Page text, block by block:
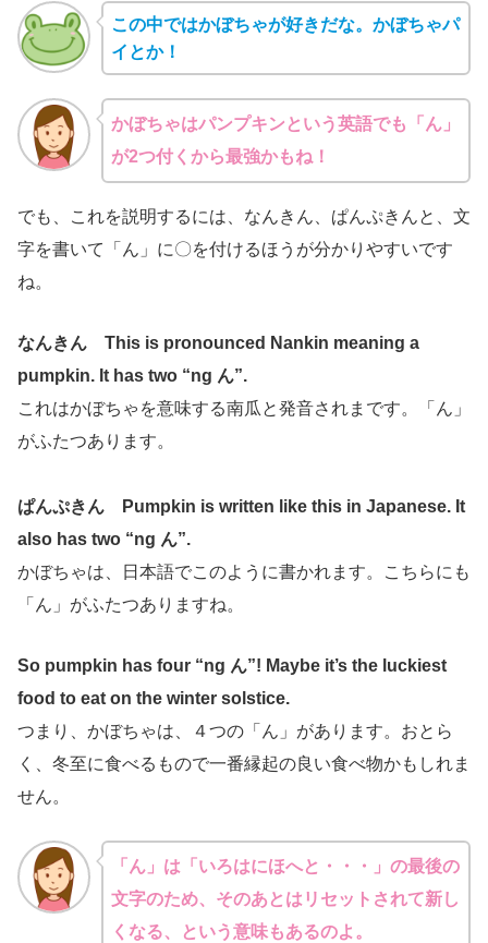
この中ではかぼちゃが好きだな。かぼちゃパ
イとか！
かぼちゃはパンプキンという英語でも「ん」
が2つ付くから最強かもね！
でも、これを説明するには、なんきん、ぱんぷきんと、文
字を書いて「ん」に〇を付けるほうが分かりやすいです
ね。
なんきん This is pronounced Nankin meaning a
pumpkin. It has two “ng ん”.
これはかぼちゃを意味する南瓜と発音されまです。「ん」
がふたつあります。
ぱんぷきん Pumpkin is written like this in Japanese. It
also has two “ng ん”.
かぼちゃは、日本語でこのように書かれます。こちらにも
「ん」がふたつありますね。
So pumpkin has four “ng ん”! Maybe it’s the luckiest
food to eat on the winter solstice.
つまり、かぼちゃは、４つの「ん」があります。おとら
く、冬至に食べるもので一番縁起の良い食べ物かもしれま
せん。
「ん」は「いろはにほへと・・・」の最後の
文字のため、そのあとはリセットされて新し
くなる、という意味もあるのよ。